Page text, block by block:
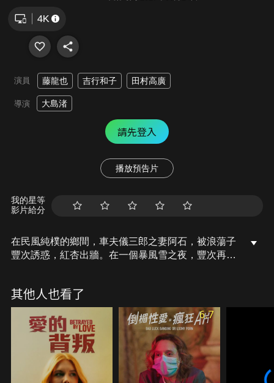
演員 藤龍也 吉行和子 田村高廣
導演 大島渚
請先登入
播放預告片
我的星等
影片給分
在民風純樸的鄉間，車夫儀三郎之妻阿石，被浪蕩子
豐次誘惑，紅杏出牆。在一個暴風雪之夜，豐次再也
都將樹葉掃進井裡，深怕被村民發現儀三郎的屍首。
隨著儀三郎託夢的靈異現象不斷出現，全村開始議論
紛紛…
其他人也看了
6.7